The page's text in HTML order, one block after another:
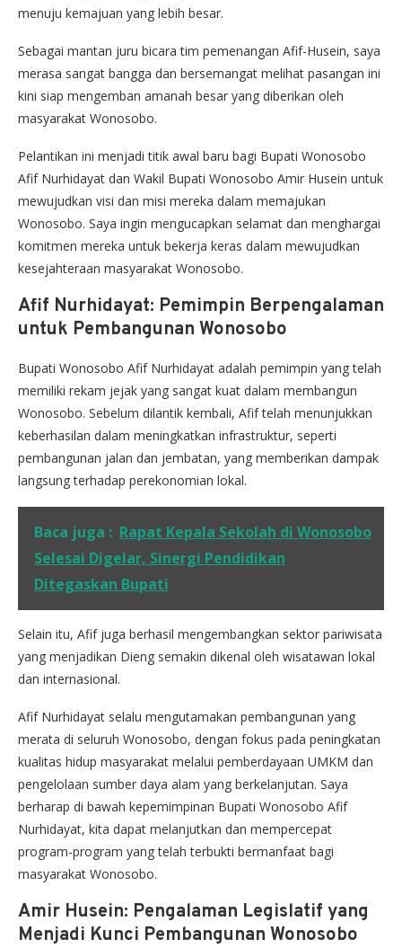
menuju kemajuan yang lebih besar.
Sebagai mantan juru bicara tim pemenangan Afif-Husein, saya
merasa sangat bangga dan bersemangat melihat pasangan ini
kini siap mengemban amanah besar yang diberikan oleh
masyarakat Wonosobo.
Pelantikan ini menjadi titik awal baru bagi Bupati Wonosobo
Afif Nurhidayat dan Wakil Bupati Wonosobo Amir Husein untuk
mewujudkan visi dan misi mereka dalam memajukan
Wonosobo. Saya ingin mengucapkan selamat dan menghargai
komitmen mereka untuk bekerja keras dalam mewujudkan
kesejahteraan masyarakat Wonosobo.
Afif Nurhidayat: Pemimpin Berpengalaman
untuk Pembangunan Wonosobo
Bupati Wonosobo Afif Nurhidayat adalah pemimpin yang telah
memiliki rekam jejak yang sangat kuat dalam membangun
Wonosobo. Sebelum dilantik kembali, Afif telah menunjukkan
keberhasilan dalam meningkatkan infrastruktur, seperti
pembangunan jalan dan jembatan, yang memberikan dampak
langsung terhadap perekonomian lokal.
Baca juga : Rapat Kepala Sekolah di Wonosobo
Selesai Digelar, Sinergi Pendidikan
Ditegaskan Bupati
Selain itu, Afif juga berhasil mengembangkan sektor pariwisata
yang menjadikan Dieng semakin dikenal oleh wisatawan lokal
dan internasional.
Afif Nurhidayat selalu mengutamakan pembangunan yang
merata di seluruh Wonosobo, dengan fokus pada peningkatan
kualitas hidup masyarakat melalui pemberdayaan UMKM dan
pengelolaan sumber daya alam yang berkelanjutan. Saya
berharap di bawah kepemimpinan Bupati Wonosobo Afif
Nurhidayat, kita dapat melanjutkan dan mempercepat
program-program yang telah terbukti bermanfaat bagi
masyarakat Wonosobo.
Amir Husein: Pengalaman Legislatif yang
Menjadi Kunci Pembangunan Wonosobo